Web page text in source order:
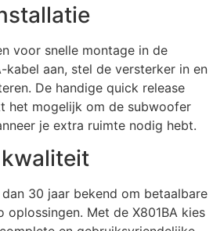
voor snelle montage in de
kabel aan, stel de versterker in en
De handige quick release
het mogelijk om de subwoofer
je extra ruimte nodig hebt.
30 jaar bekend om betaalbare
Met de X801BA kies